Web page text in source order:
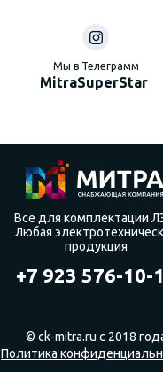
Мы в Телеграмм
MitraSuperStar
Всё для комплектации
Любая
продукция
+7 923 576-10-
© ck-mitra.ru с 2018
Политика